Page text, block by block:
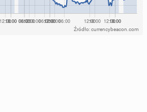
Źródło: currencybeacon.com